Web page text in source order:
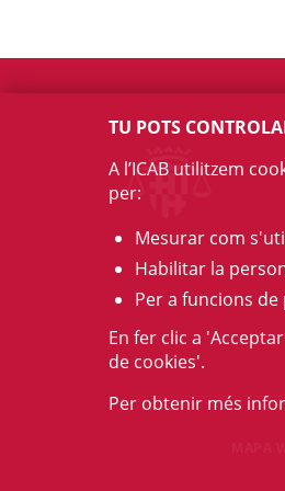
TU POTS
A l’ICAB utilitzem
per:
Mesurar com
Habilitar la
Per a funcions
En fer clic a
de cookies'.
Per obtenir més